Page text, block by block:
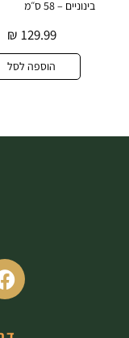
בינוניים – 58 ס״מ
129.99
₪
הוספה לסל